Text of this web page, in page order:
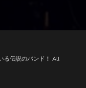
伝説のバンド！ All